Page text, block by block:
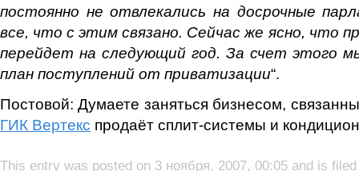
постоянно не отвлекались на досрочные
все, что с этим связано. Сейчас же ясно, что
перейдет на следующий год. За счет этого
план поступлений от приватизации“.
Постовой: Думаете заняться бизнесом,
ГИК Вертекс продаёт сплит-системы и
This entry was posted on 3 ноября, 2007, 00:05 and is